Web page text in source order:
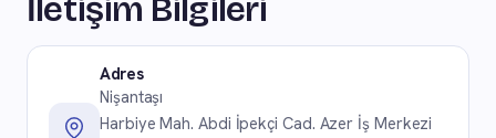
İletişim Bilgileri
Adres
Nişantaşı
Harbiye Mah. Abdi İpekçi Cad. Azer İş Merkezi